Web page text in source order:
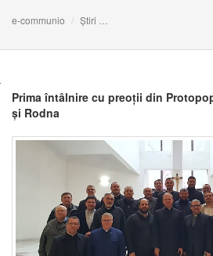
e-communio Știri
Prima întâlnire cu preoții din
și Rodna